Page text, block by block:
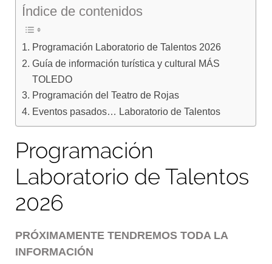
Índice de contenidos
Programación Laboratorio de Talentos 2026
Guía de información turística y cultural MÁS
TOLEDO
Programación del Teatro de Rojas
Eventos pasados… Laboratorio de Talentos
Programación
Laboratorio de Talentos
2026
PRÓXIMAMENTE TENDREMOS TODA LA
INFORMACIÓN